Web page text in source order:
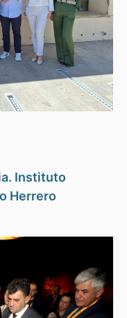
Instituto
Herrero